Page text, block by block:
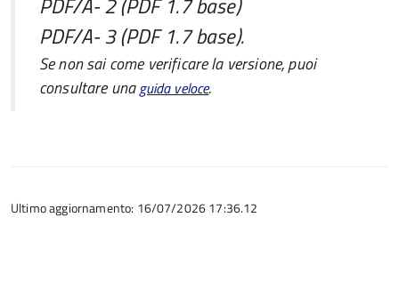
PDF/A- 3 (PDF 1.7 base).
Se non sai come verificare la versione, puoi
consultare unaguida veloce.
Ultimo aggiornamento: 16/07/2026 17:36.12